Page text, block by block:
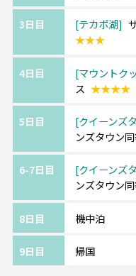
部屋カ
3日目 テカポ湖
★★★
4日目 マウントク
ス ★★★★
5日目 クイーンズ
ンズタウン
6-7日目 クイーンズ
ンズタウン
8日目 機中泊
9日目 帰国